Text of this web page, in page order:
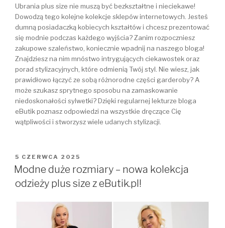
Ubrania plus size nie muszą być bezkształtne i nieciekawe!
Dowodzą tego kolejne kolekcje sklepów internetowych. Jesteś
dumną posiadaczką kobiecych kształtów i chcesz prezentować
się modnie podczas każdego wyjścia? Zanim rozpoczniesz
zakupowe szaleństwo, koniecznie wpadnij na naszego bloga!
Znajdziesz na nim mnóstwo intrygujących ciekawostek oraz
porad stylizacyjnych, które odmienią Twój styl. Nie wiesz, jak
prawidłowo łączyć ze sobą różnorodne części garderoby? A
może szukasz sprytnego sposobu na zamaskowanie
niedoskonałości sylwetki? Dzięki regularnej lekturze bloga
eButik poznasz odpowiedzi na wszystkie dręczące Cię
wątpliwości i stworzysz wiele udanych stylizacji.
OPUBLIKOWANE
W
5 CZERWCA 2025
Modne duże rozmiary – nowa kolekcja
odzieży plus size z eButik.pl!